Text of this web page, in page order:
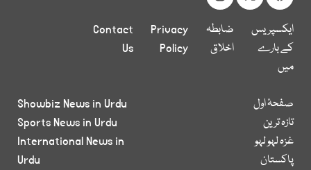
ایکسپریس
کے بارے
میں
ضابطہ
اخلاق
Privacy
Policy
Contact
Us
صفحۂ اول
تازہ ترین
غزہ لہو لہو
پاکستان
Showbiz News in Urdu
Sports News in Urdu
International News in
Urdu